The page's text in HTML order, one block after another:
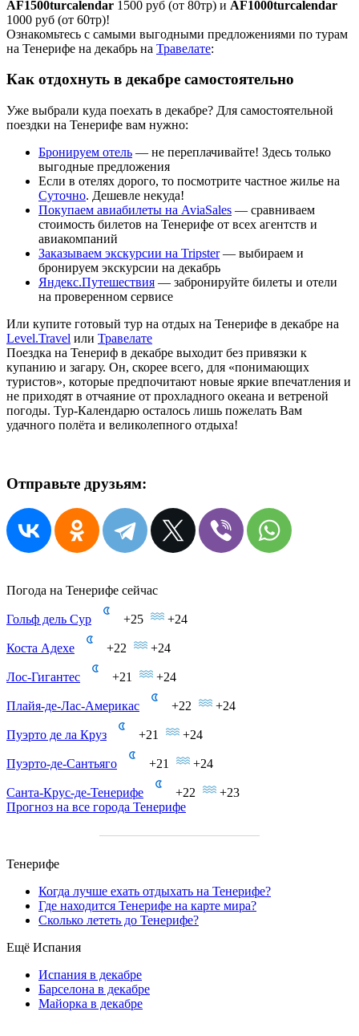
AF1500turcalendar 1500 руб (от 80тр) и AF1000turcalendar
1000 руб (от 60тр)!
Ознакомьтесь с самыми выгодными предложениями по турам
на Тенерифе на декабрь на Травелате:
Как отдохнуть в декабре самостоятельно
Уже выбрали куда поехать в декабре? Для самостоятельной
поездки на Тенерифе вам нужно:
Бронируем отель — не переплачивайте! Здесь только
выгодные предложения
Если в отелях дорого, то посмотрите частное жилье на
Суточно. Дешевле некуда!
Покупаем авиабилеты на AviaSales — сравниваем
стоимость билетов на Тенерифе от всех агентств и
авиакомпаний
Заказываем экскурсии на Tripster — выбираем и
бронируем экскурсии на декабрь
Яндекс.Путешествия — забронируйте билеты и отели
на проверенном сервисе
Или купите готовый тур на отдых на Тенерифе в декабре на
Level.Travel или Травелате
Поездка на Тенериф в декабре выходит без привязки к
купанию и загару. Он, скорее всего, для «понимающих
туристов», которые предпочитают новые яркие впечатления и
не приходят в отчаяние от прохладного океана и ветреной
погоды. Тур-Календарю осталось лишь пожелать Вам
удачного полёта и великолепного отдыха!
Отправьте друзьям:
Погода на Тенерифе сейчас
Гольф дель Сур +25 +24
Коста Адехе +22 +24
Лос-Гигантес +21 +24
Плайя-де-Лас-Америкас +22 +24
Пуэрто де ла Круз +21 +24
Пуэрто-де-Сантьяго +21 +24
Санта-Крус-де-Тенерифе +22
+23
Прогноз на все города Тенерифе
Тенерифе
Когда лучше ехать отдыхать на Тенерифе?
Где находится Тенерифе на карте мира?
Сколько лететь до Тенерифе?
Ещё Испания
Испания в декабре
Барселона в декабре
Майорка в декабре